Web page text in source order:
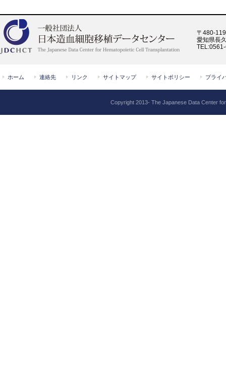
〒480-
愛知県長
ホーム 連絡先 リンク サイトマップ サイトポリシー プライ
Copyright 2013- The Japanese Data Center